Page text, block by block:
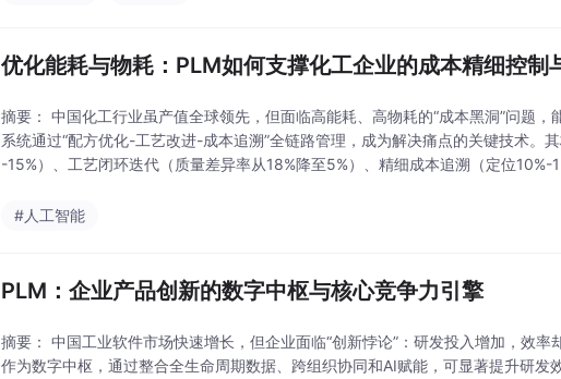
优化能耗与物耗：PLM如何支撑化工企业的成本精细控制
摘要： 中国化工行业虽产值全球领先，但面临高能耗、高物耗的“成本黑洞”问题
系统通过“配方优化-工艺改进-成本追溯”全链路管理，成为解决痛点的关键技术。
-15%）、工艺闭环迭代（质量差异率从18%降至5%）、精细成本追溯（定位10%-
#人工智能
PLM：企业产品创新的数字中枢与核心竞争力引擎
摘要： 中国工业软件市场快速增长，但企业面临“创新悖论”：研发投入增加，效率
作为数字中枢，通过整合全生命周期数据、跨组织协同和AI赋能，可显著提升研发